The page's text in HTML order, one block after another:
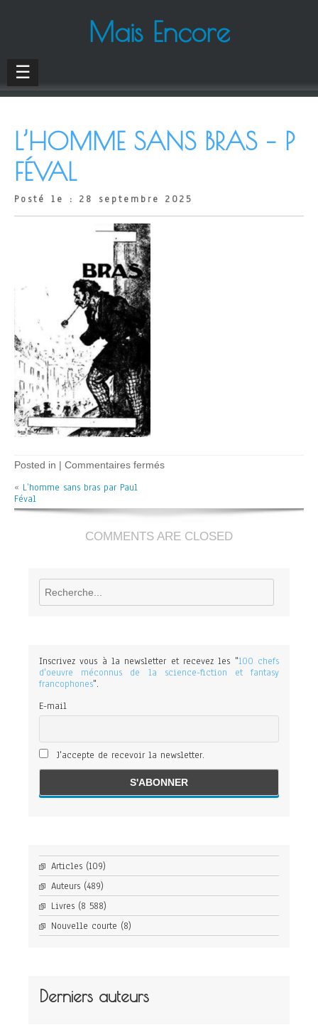
Mais Encore
☰
L’HOMME SANS BRAS – P
FÉVAL
Posté le : 28 septembre 2025
Posted in | Commentaires ferméssur
–
Féval
« L’homme sans bras par Paul
Féval
COMMENTS ARE CLOSED
Rechercher
Inscrivez vous à la newsletter et recevez les "100 chefs
d'oeuvre méconnus de la science-fiction et fantasy
francophones".
E-mail
J'accepte de recevoir la newsletter.
Articles (109)
Auteurs (489)
Livres (8 588)
Nouvelle courte (8)
Derniers auteurs